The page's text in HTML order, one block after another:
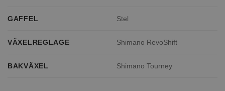
GAFFEL Stel
VÄXELREGLAGE Shimano RevoShift
BAKVÄXEL Shimano Tourney